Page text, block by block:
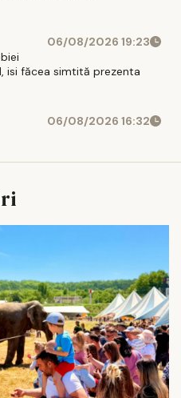
06/08/2026 19:23
isi făcea simtită prezenta
06/08/2026 16:32